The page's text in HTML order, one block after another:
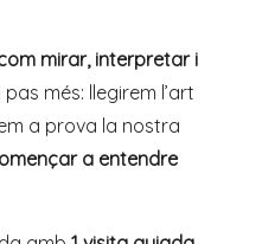
mirar, interpretar i
més: llegirem l’art
a prova la nostra
a entendre